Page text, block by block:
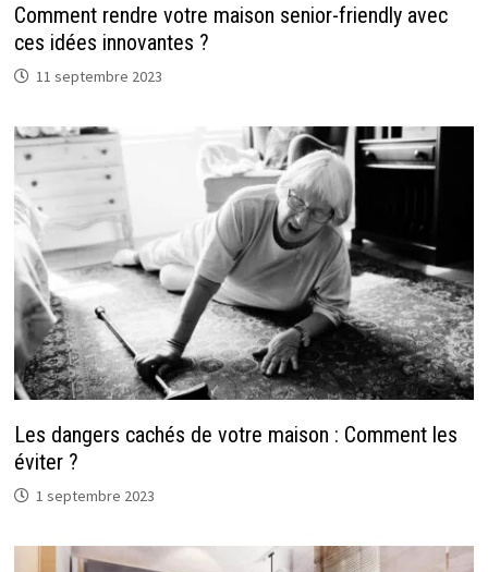
Comment rendre votre maison senior-friendly avec
ces idées innovantes ?
11 septembre 2023
Les dangers cachés de votre maison : Comment les
éviter ?
1 septembre 2023